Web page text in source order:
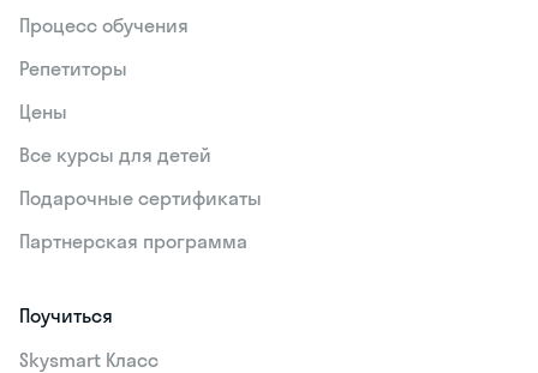
Процесс обучения
Репетиторы
Цены
Все курсы для детей
Подарочные сертификаты
Партнерская программа
Поучиться
Skysmart Класс